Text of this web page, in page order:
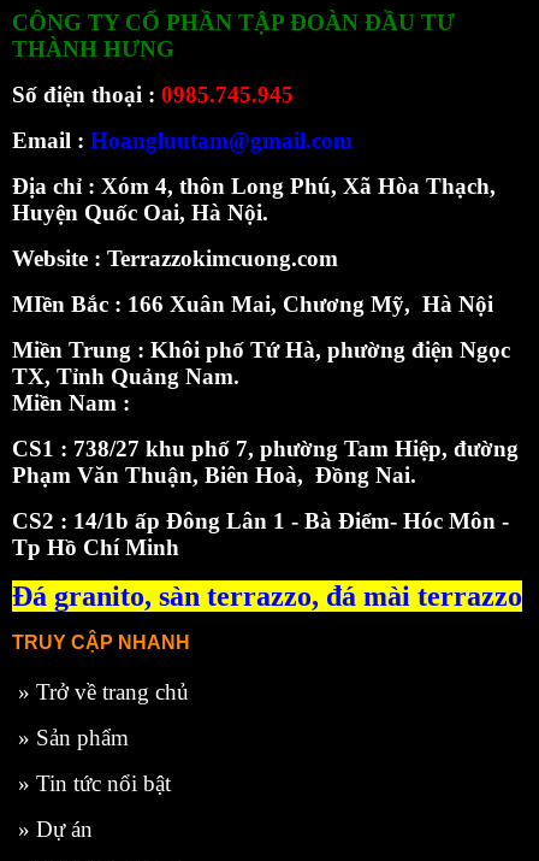
CÔNG TY CỔ PHẦN TẬP ĐOÀN ĐẦU TƯ
THÀNH HƯNG
Số điện thoại : 0985.745.945
Email : Hoangluutam@gmail.com
Địa chỉ : Xóm 4, thôn Long Phú, Xã Hòa Thạch,
Huyện Quốc Oai, Hà Nội.
Website : Terrazzokimcuong.com
MIền Bắc : 166 Xuân Mai, Chương Mỹ, Hà Nội
Miền Trung : Khôi phố Tứ Hà, phường điện Ngọc
TX, Tỉnh Quảng Nam.
Miền Nam :
CS1 : 738/27 khu phố 7, phường Tam Hiệp, đường
Phạm Văn Thuận, Biên Hoà, Đồng Nai.
CS2 : 14/1b ấp Đông Lân 1 - Bà Điểm- Hóc Môn -
Tp Hồ Chí Minh
Đá granito, sàn terrazzo, đá mài terrazzo
TRUY CẬP NHANH
» Trở về trang chủ
» Sản phẩm
» Tin tức nổi bật
» Dự án